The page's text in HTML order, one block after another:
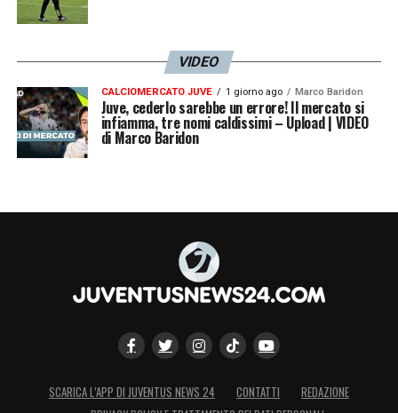
VIDEO
CALCIOMERCATO JUVE 1 giorno ago Marco Baridon
Juve, cederlo sarebbe un errore! Il mercato si
infiamma, tre nomi caldissimi – Upload | VIDEO
di Marco Baridon
SCARICA L’APP DI JUVENTUS NEWS 24 CONTATTI
REDAZIONE